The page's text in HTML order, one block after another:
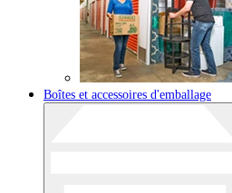
Boîtes et accessoires d'emballage